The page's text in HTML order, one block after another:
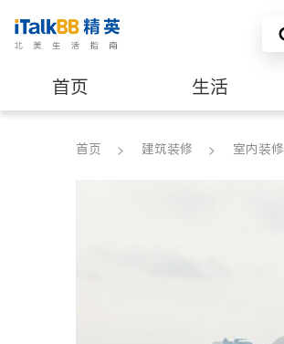
首页 生活
建筑装修
首页 建筑装修 室内装修